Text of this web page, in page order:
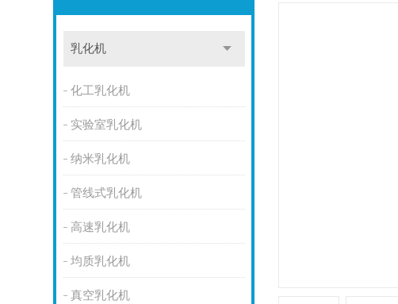
乳化机
化工乳化机
实验室乳化机
纳米乳化机
管线式乳化机
高速乳化机
均质乳化机
真空乳化机